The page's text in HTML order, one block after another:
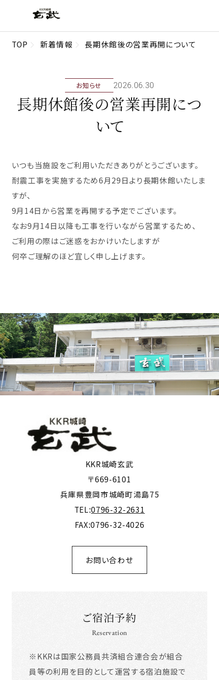
TOP 新着情報 長期休館後の営業再開について
長期休館後の営業再開につ
いて
2026年06月30日
お知らせ
いつも当施設をご利用いただきありがとうございます。
耐震工事を実施するため6月29日より長期休館いたしま
すが、
9月14日から営業を再開する予定でございます。
なお9月14日以降も工事を行いながら営業するため、
ご利用の際はご迷惑をおかけいたしますが
何卒ご理解のほど宜しく申し上げます。
KKR城崎玄武
〒669-6101
兵庫県豊岡市城崎町湯島75
TEL:0796-32-2631
FAX:0796-32-4026
お問い合わせ
ご宿泊予約
Reservation
※KKRは国家公務員共済組合連合会が組合
員等の利用を目的として運営する宿泊施設で